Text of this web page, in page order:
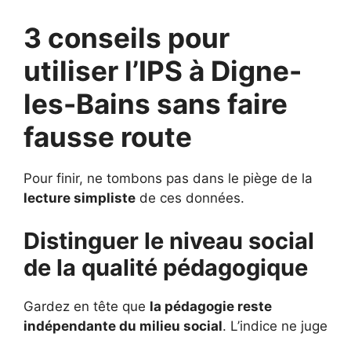
3 conseils pour
utiliser l’IPS à Digne-
les-Bains sans faire
fausse route
Pour finir, ne tombons pas dans le piège de la
lecture simpliste de ces données.
Distinguer le niveau social
de la qualité pédagogique
Gardez en tête que la pédagogie reste
indépendante du milieu social. L’indice ne juge